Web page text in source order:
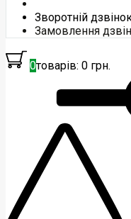
Зворотній
Замовлення
0товарів: 0 грн.